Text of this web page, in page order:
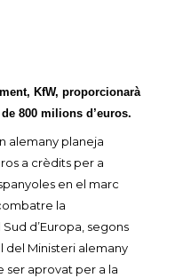
KfW, proporcionarà
800 milions d’euros.
alemany planeja
a crèdits per a
en el marc
la
d’Europa, segons
Ministeri alemany
ser aprovat per a la